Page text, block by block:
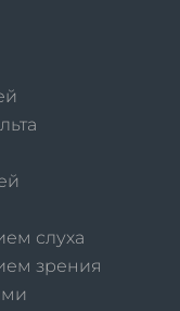
слуха
зрения